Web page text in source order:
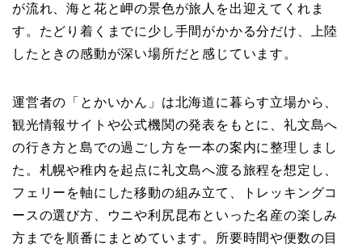
が流れ、海と花と岬の景色が旅人を出迎えてくれま
す。たどり着くまでに少し手間がかかる分だけ、上陸
したときの感動が深い場所だと感じています。
運営者の「とかいかん」は北海道に暮らす立場から、
観光情報サイトや公式機関の発表をもとに、礼文島へ
の行き方と島での過ごし方を一本の案内に整理しまし
た。札幌や稚内を起点に礼文島へ渡る旅程を想定し、
フェリーを軸にした移動の組み立て、トレッキングコ
ースの選び方、ウニや利尻昆布といった名産の楽しみ
方までを順番にまとめています。所要時間や便数の目